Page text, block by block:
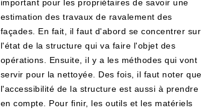
important pour les propriétaires de savoir une
estimation des travaux de ravalement des
façades. En fait, il faut d'abord se concentrer sur
l'état de la structure qui va faire l'objet des
opérations. Ensuite, il y a les méthodes qui vont
servir pour la nettoyée. Des fois, il faut noter que
l'accessibilité de la structure est aussi à prendre
en compte. Pour finir, les outils et les matériels